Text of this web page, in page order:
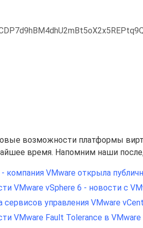
возможности платформы
время. Напомним наши
компания VMware открыла
VMware vSphere 6 - новости с
сервисов управления VMware
VMware Fault Tolerance в VMware